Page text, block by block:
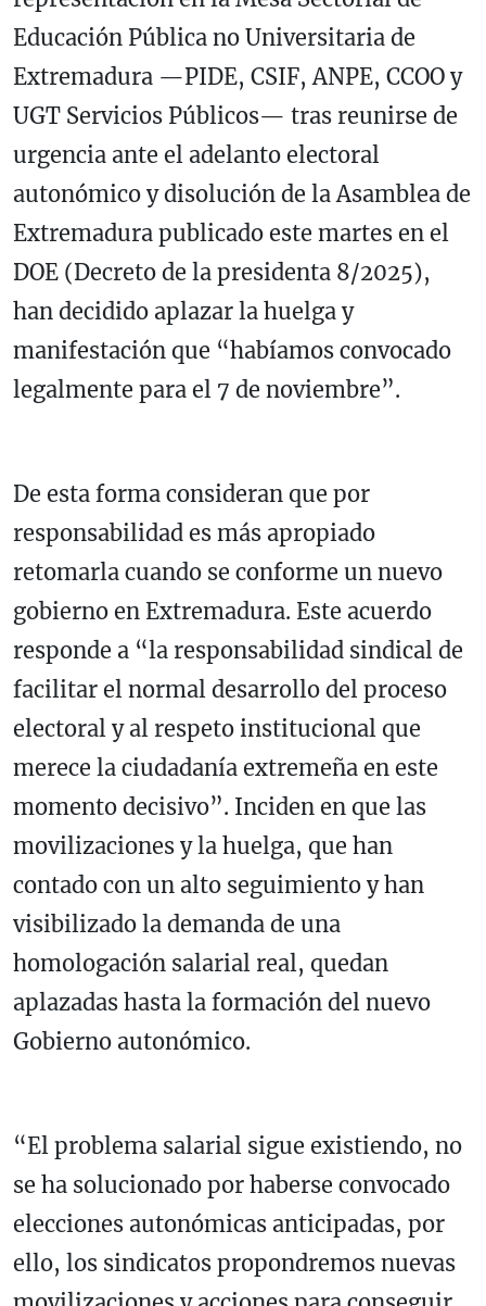
Educación Pública no Universitaria de
Extremadura —PIDE, CSIF, ANPE, CCOO y
UGT Servicios Públicos— tras reunirse de
urgencia ante el adelanto electoral
autonómico y disolución de la Asamblea de
Extremadura publicado este martes en el
DOE (Decreto de la presidenta 8/2025),
han decidido aplazar la huelga y
manifestación que “habíamos convocado
legalmente para el 7 de noviembre”.
De esta forma consideran que por
responsabilidad es más apropiado
retomarla cuando se conforme un nuevo
gobierno en Extremadura. Este acuerdo
responde a “la responsabilidad sindical de
facilitar el normal desarrollo del proceso
electoral y al respeto institucional que
merece la ciudadanía extremeña en este
momento decisivo”. Inciden en que las
movilizaciones y la huelga, que han
contado con un alto seguimiento y han
visibilizado la demanda de una
homologación salarial real, quedan
aplazadas hasta la formación del nuevo
Gobierno autonómico.
“El problema salarial sigue existiendo, no
se ha solucionado por haberse convocado
elecciones autonómicas anticipadas, por
ello, los sindicatos propondremos nuevas